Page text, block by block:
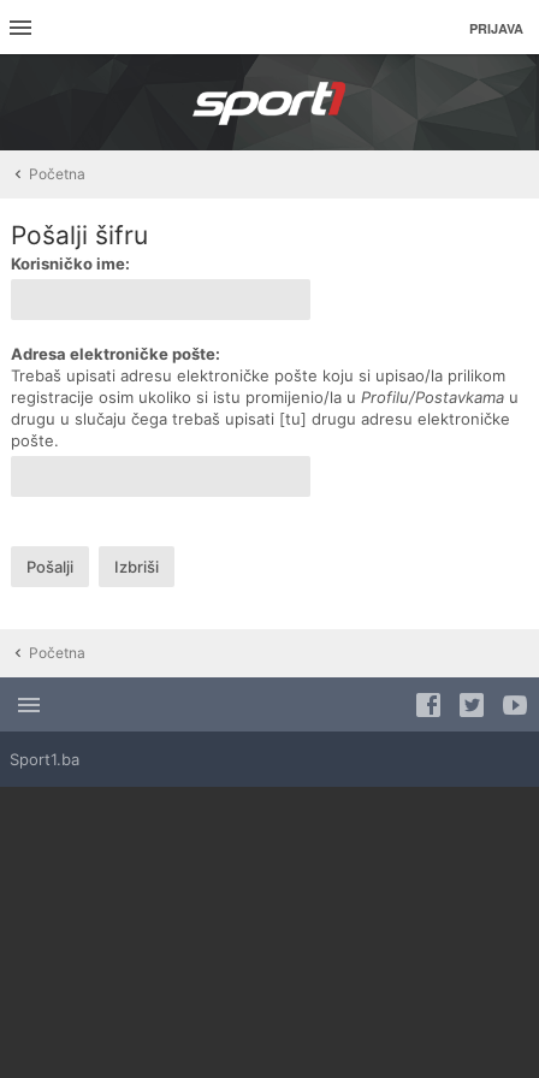
PRIJAVA
Početna
Pošalji šifru
Korisničko ime:
Adresa elektroničke pošte:
Trebaš upisati adresu elektroničke pošte koju si upisao/la prilikom
registracije osim ukoliko si istu promijenio/la u Profilu/Postavkama u
drugu u slučaju čega trebaš upisati [tu] drugu adresu elektroničke
pošte.
Početna
Sport1.ba